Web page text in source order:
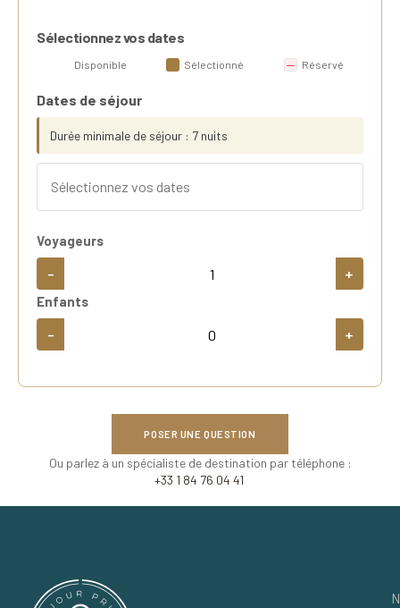
Sélectionnez vos dates
Disponible Sélectionné Réservé
Dates de séjour
Durée minimale de séjour : 7 nuits
Voyageurs
- +
Enfants
- +
POSER UNE QUESTION
Ou parlez à un spécialiste de destination par téléphone :
+33 1 84 76 04 41